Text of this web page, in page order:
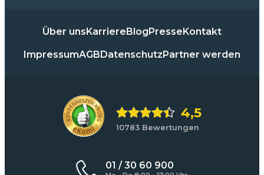
Über unsKarriereBlogPresseKontakt
ImpressumAGBDatenschutzPartner werden
4,5
10783 Bewertungen
01 / 30 60 900